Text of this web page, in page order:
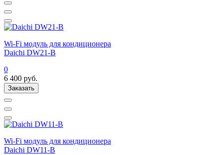
Wi-Fi модуль для кондиционера
Daichi DW21-B
0
6 400 руб.
Заказать
Wi-Fi модуль для кондиционера
Daichi DW11-B